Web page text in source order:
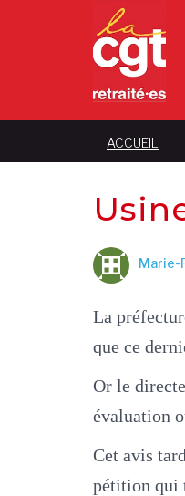
ACCUEIL
Marie-
La
que ce
Or le
évaluation
Cet avis
pétition qui